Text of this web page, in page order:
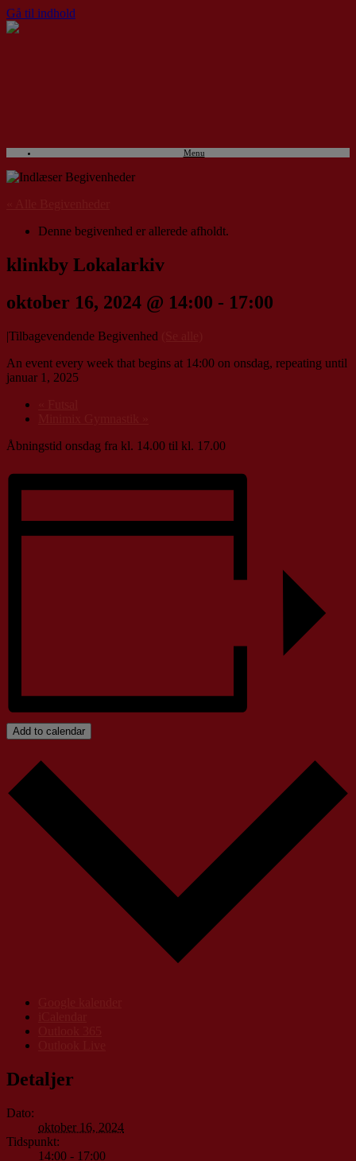
Gå til indhold
Menu
Denne begivenhed er allerede afholdt.
klinkby Lokalarkiv
oktober 16, 2024 @ 14:00 - 17:00
|Tilbagevendende Begivenhed
An event every week that begins at 14:00 on onsdag, repeating until
januar 1, 2025
Åbningstid onsdag fra kl. 14.00 til kl. 17.00
Add to calendar
Detaljer
Dato:
oktober 16, 2024
Tidspunkt:
14:00 - 17:00